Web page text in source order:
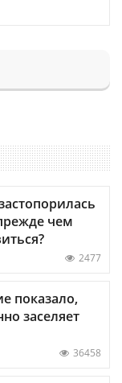
чем
2477
показало,
заселяет
36458